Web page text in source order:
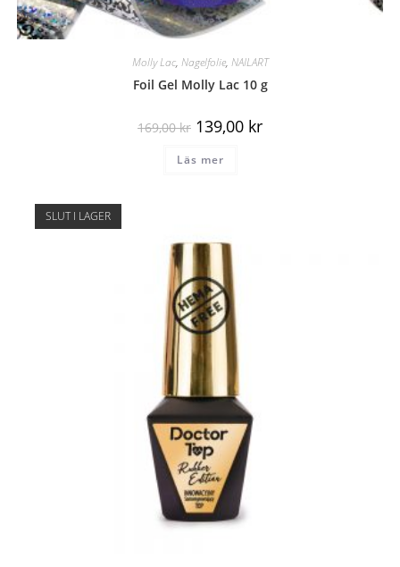
Molly Lac, Nagelfolie, NAILART
Foil Gel Molly Lac 10 g
169,00kr 139,00 kr
Läs mer
SLUT I LAGER